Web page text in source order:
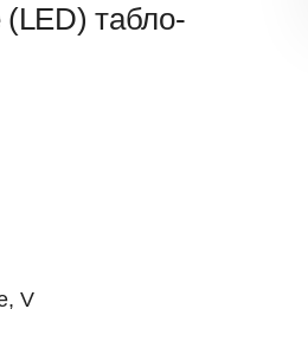
табло-
V